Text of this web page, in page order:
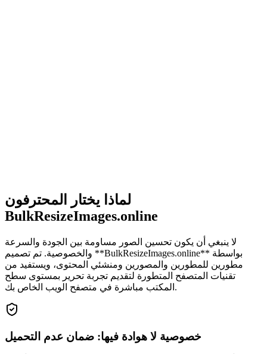
لماذا يختار المحترفون
BulkResizeImages.online
لا ينبغي أن يكون تحسين الصور مساومة بين الجودة والسرعة
والخصوصية. تم تصميم **BulkResizeImages.online** بواسطة
مطورين للمطورين والمصورين ومنشئي المحتوى، ويستفيد من
تقنيات المتصفح المتطورة لتقديم تجربة تحرير بمستوى سطح
المكتب مباشرة في متصفح الويب الخاص بك.
خصوصية لا هوادة فيها: ضمان عدم التحميل